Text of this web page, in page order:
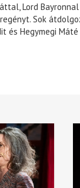
Lord
Sok
és Hegymegi